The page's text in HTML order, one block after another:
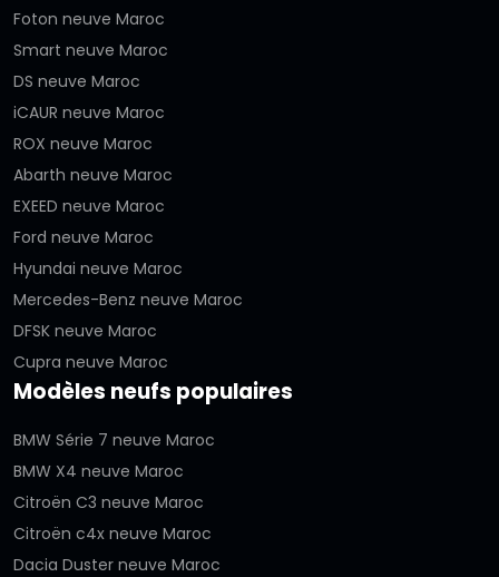
Foton neuve Maroc
Smart neuve Maroc
DS neuve Maroc
iCAUR neuve Maroc
ROX neuve Maroc
Abarth neuve Maroc
EXEED neuve Maroc
Ford neuve Maroc
Hyundai neuve Maroc
Mercedes-Benz neuve Maroc
DFSK neuve Maroc
Cupra neuve Maroc
Modèles neufs populaires
BMW Série 7 neuve Maroc
BMW X4 neuve Maroc
Citroën C3 neuve Maroc
Citroën c4x neuve Maroc
Dacia Duster neuve Maroc